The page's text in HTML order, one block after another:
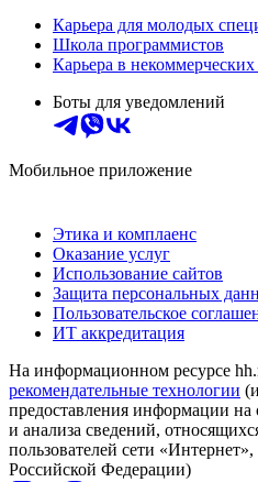
Карьера для молодых
Школа программистов
Карьера в
Боты для уведомлений
Мобильное приложение
Этика и комплаенс
Оказание услуг
Использование сайтов
Защита персональных
Пользовательское
ИТ аккредитация
На информационном ресурсе
рекомендательные технологии
предоставления информации на
и анализа сведений,
пользователей сети
Российской Федерации)